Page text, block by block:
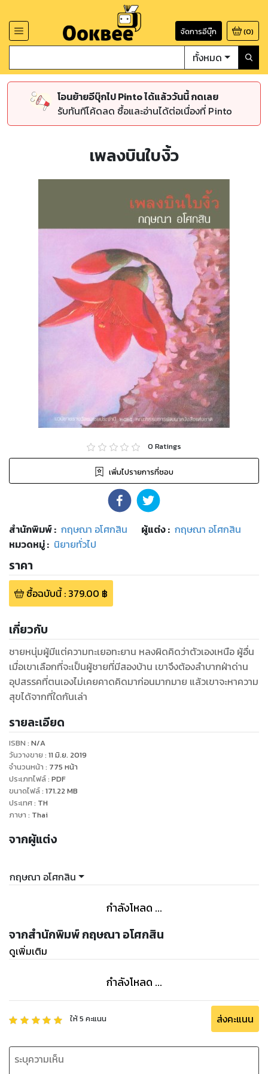
จัดการอีบุ๊ก (0)
ทั้งหมด
โอนย้ายอีบุ๊กไป Pinto ได้แล้ววันนี้ กดเลย
รับทันทีโค้ดลด ซื้อและอ่านได้ต่อเนื่องที่ Pinto
เพลงบินใบงิ้ว
0 Ratings
เพิ่มไปรายการที่ชอบ
สำนักพิมพ์: กฤษณา อโศกสิน ผู้แต่ง : กฤษณา อโศกสิน
หมวดหมู่: นิยายทั่วไป
ราคา
ซื้อฉบับนี้: 379.00 ฿
เกี่ยวกับ
ชายหนุ่มผู้มีแต่ความทะเยอทะยาน หลงผิดคิดว่าตัวเองเหนือ ผู้อื่น
เมื่อเขาเลือกที่จะเป็นผู้ชายที่มีสองบ้าน เขาจึงต้องลำบากฝ่าด่าน
อุปสรรคที่ตนเองไม่เคยคาดคิดมาก่อนมากมาย แล้วเขาจะหาความ
สุขได้จากที่ใดกันเล่า
รายละเอียด
ISBN : N/A
วันวางขาย : 11 มิ.ย. 2019
จำนวนหน้า : 775 หน้า
ประเภทไฟล์: PDF
ขนาดไฟล์: 171.22 MB
ประเทศ: TH
ภาษา : Thai
จากผู้แต่ง
กฤษณา อโศกสิน
กำลังโหลด ...
จากสำนักพิมพ์ กฤษณา อโศกสิน
ดูเพิ่มเติม
กำลังโหลด ...
ให้5 คะแนน ส่งคะแนน